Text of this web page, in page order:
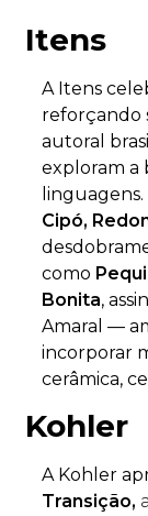
Itens
A Itens
reforçando
autoral
exploram a
Cipó,
como Pequi
Bonita,
Amaral —
incorporar
cerâmica,
Kohler
A Kohler
Transição,